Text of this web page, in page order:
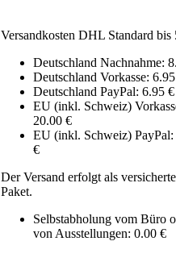
Versandkosten DHL Standard bis
Deutschland Nachnahme:
Deutschland Vorkasse:
Deutschland PayPal: 6.95 €
EU (inkl. Schweiz)
20.00 €
EU (inkl. Schweiz) PayPal:
€
Der Versand erfolgt als
Paket.
Selbstabholung vom Büro
von Ausstellungen: 0.00 €